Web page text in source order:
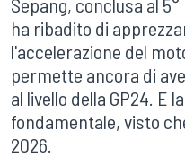
ha ribadito di
l'accelerazione del
permette ancora di
al livello della GP24. E
fondamentale, visto
2026.